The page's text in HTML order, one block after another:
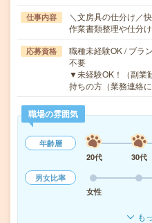
仕事内容
＼文房具の仕分け／
作業書類整理や仕分
応募資格
職種未経験OK / ブラ
不要
▼未経験OK！（副
持ちの方（業務連絡
職場の雰囲気
年齢層
20代
30代
男女比率
女性
も